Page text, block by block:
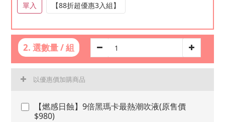
單入 【88折超優惠3入組】
2. 選數量 / 組
以優惠價加購商品
【燃感日蝕】9倍黑瑪卡最熱潮吹液(原售價
$980)